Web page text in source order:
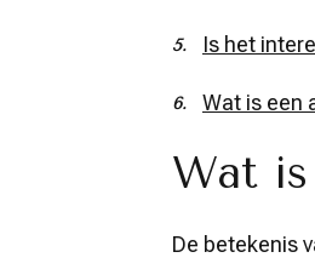
Is het
Wat is een
Wat
De betekenis